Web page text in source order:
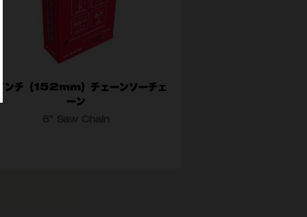
ンチ（152mm）チェーンソーチェ
ーン